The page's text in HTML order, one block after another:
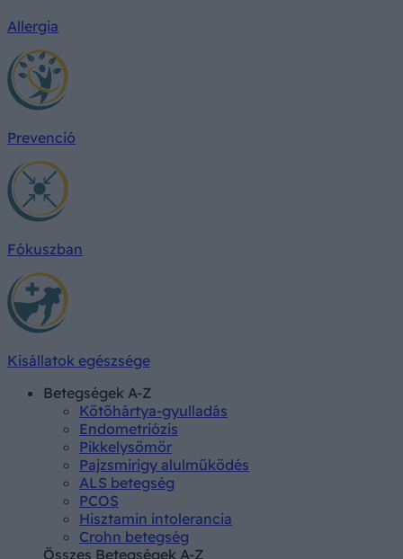
Allergia
Prevenció
Fókuszban
Kisállatok egészsége
Betegségek A-Z
Kötőhártya-gyulladás
Endometriózis
Pikkelysömör
Pajzsmirigy alulműködés
ALS betegség
PCOS
Hisztamin intolerancia
Crohn betegség
Összes Betegségek A-Z